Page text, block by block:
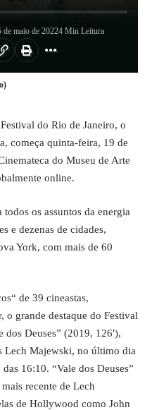
maio de 20224 Min Leitura
do Rio de Janeiro, o
começa quinta-feira, 19 de
do Museu de Arte
online.
os assuntos da energia
e dezenas de cidades,
York, com mais de 60
de 39 cineastas,
o grande destaque do Festival
Deuses” (2019, 126′),
Lech Majewski, no último dia
16:10. “Vale dos Deuses”
recente de Lech
de Hollywood como John